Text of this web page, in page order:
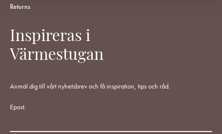
Returns
Inspireras i
Värmestugan
Anmäl dig till vårt nyhetsbrev och få inspiration, tips och råd.
Epost: